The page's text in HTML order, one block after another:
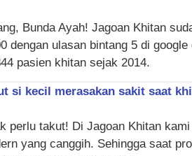
Bunda Ayah! Jagoan Khitan
dengan ulasan bintang 5 di
pasien khitan sejak 2014.
si kecil merasakan sakit saat
perlu takut! Di Jagoan Khitan
yang canggih. Sehingga saat